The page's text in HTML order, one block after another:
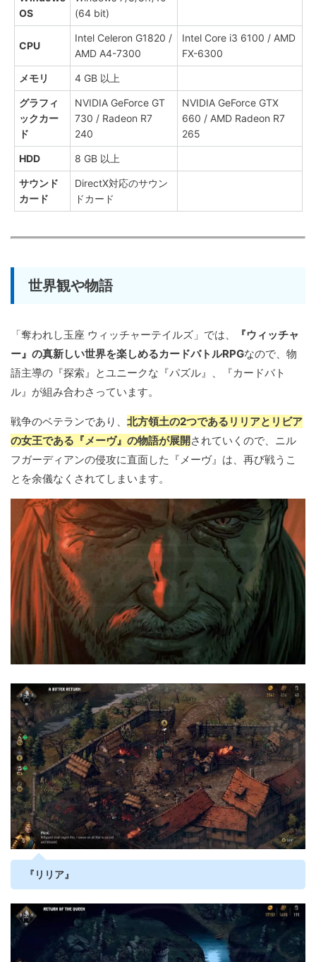
OS
(64 bit)
CPU
Intel Celeron G1820 /
AMD A4-7300
Intel Core i3 6100 / AMD
FX-6300
メモリ 4 GB 以上
グラフィ
ックカー
ド
NVIDIA GeForce GT
730 / Radeon R7
240
NVIDIA GeForce GTX
660 / AMD Radeon R7
265
HDD 8 GB 以上
サウンド
カード
DirectX対応のサウン
ドカード
世界観や物語
「奪われし玉座 ウィッチャーテイルズ」では、
『ウィッチャ
ー』の真新しい世界を楽しめるカードバトルRPGなので、物
語主導の『探索』とユニークな『パズル』、『カードバト
ル』が組み合わさっています。
戦争のベテランであり、 北方領土の2つであるリリアとリビア
の女王である『メーヴ』の物語が展開されていくので、ニル
フガーディアンの侵攻に直面した『メーヴ』は、再び戦うこ
とを余儀なくされてしまいます。
『リリア』